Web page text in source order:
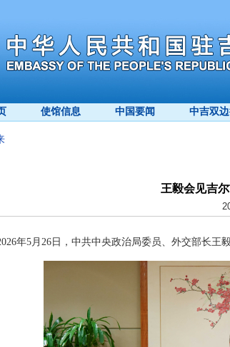
使馆信息 中国要闻 中吉双
王毅会见吉
年5月26日，中共中央政治局委员、外交部长王